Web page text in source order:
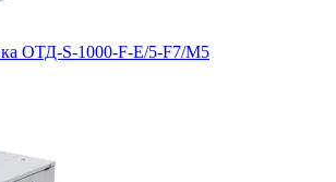
ОТД-S-1000-F-E/5-F7/M5